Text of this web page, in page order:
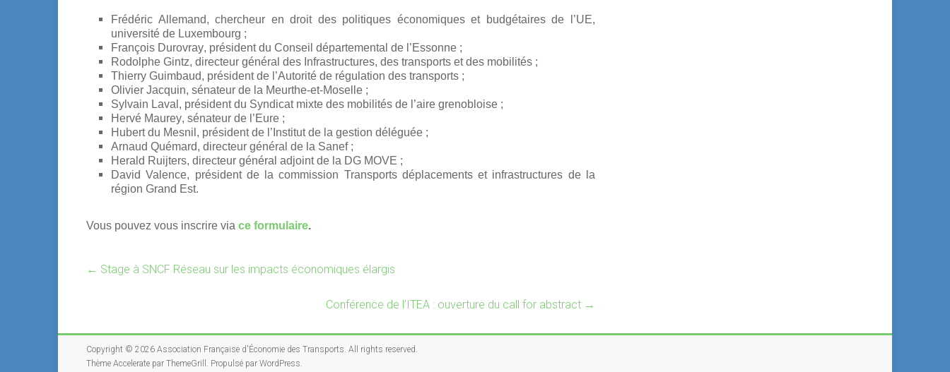
Frédéric Allemand, chercheur en droit des politiques économiques et budgétaires de l’UE,
université de Luxembourg ;
François Durovray, président du Conseil départemental de l’Essonne ;
Rodolphe Gintz, directeur général des Infrastructures, des transports et des mobilités ;
Thierry Guimbaud, président de l’Autorité de régulation des transports ;
Olivier Jacquin, sénateur de la Meurthe-et-Moselle ;
Sylvain Laval , président du Syndicat mixte des mobilités de l’aire grenobloise ;
Hervé Maurey, sénateur de l’Eure ;
Hubert du Mesnil , président de l’Institut de la gestion déléguée ;
Arnaud Quémard, directeur général de la Sanef ;
Herald Ruijters, directeur général adjoint de la DG MOVE ;
David Valence, président de la commission Transports déplacements et infrastructures de la
région Grand Est.
Vous pouvez vous inscrire via ce formulaire.
← Stage à SNCF Réseau sur les impacts économiques élargis
Conférence de l’ITEA : ouverture du call for abstract →
Copyright © 2026 Association Française d'Économie des Transports. All rights reserved.
Thème Accelerate par ThemeGrill. Propulsé par WordPress.